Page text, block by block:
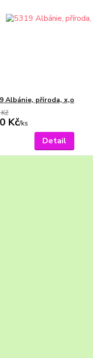
Albánie, příroda, x,o
Kč/ks
Detail